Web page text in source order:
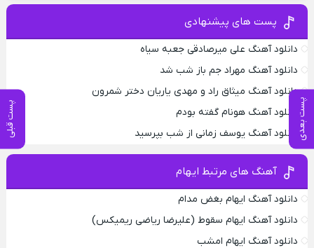
پست بعدی پست قبلی
پست های پیشنهادی
دانلود آهنگ علی میرصادقی جعبه سیاه
دانلود آهنگ مهراد جم باز شب شد
دانلود آهنگ میثاق راد و مهدی یاریان دختر شمرون
دانلود آهنگ هونام گفته بودم
دانلود آهنگ یوسف زمانی از شب بپرسید
آهنگ های مرتبط ایهام
دانلود آهنگ ایهام بغض مدام
دانلود آهنگ ایهام سقوط (علیرضا ریاضی ریمیکس)
دانلود آهنگ ایهام امشب